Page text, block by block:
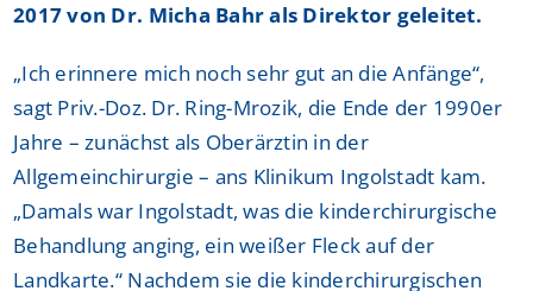
2017 von Dr. Micha Bahr als Direktor geleitet.
„Ich erinnere mich noch sehr gut an die Anfänge“,
sagt Priv.-Doz. Dr. Ring-Mrozik, die Ende der 1990er
Jahre – zunächst als Oberärztin in der
Allgemeinchirurgie – ans Klinikum Ingolstadt kam.
„Damals war Ingolstadt, was die kinderchirurgische
Behandlung anging, ein weißer Fleck auf der
Landkarte.“ Nachdem sie die kinderchirurgischen